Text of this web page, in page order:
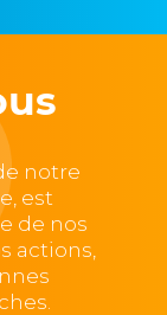
notre
est
de nos
actions,